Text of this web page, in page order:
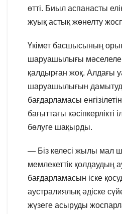
өтті. Биыл аспанасты
жуық астық жөнелту
Үкімет басшысының
шаруашылығы
қалдырған жоқ. Алдағы
шаруашылығын
бағдарламасы
бағыттағы кәсіпкерлікті
бөлуге шақырды.
— Біз келесі жылы мал
мемлекеттік қолдаудың
бағдарламасын іске
аустралиялық әдіске
жүзеге асыруды